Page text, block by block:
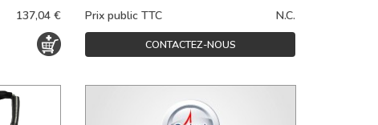
137,04 € Prix public TTC N.C.
CONTACTEZ-NOUS